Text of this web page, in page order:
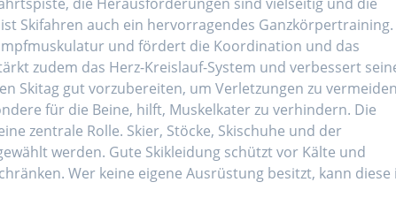
Skifahren auch ein hervorragendes Ganzkörpertraining.
und fördert die Koordination und das
zudem das Herz-Kreislauf-System und verbessert
Skitag gut vorzubereiten, um Verletzungen zu
für die Beine, hilft, Muskelkater zu verhindern. Die
zentrale Rolle. Skier, Stöcke, Skischuhe und der
werden. Gute Skikleidung schützt vor Kälte und
Wer keine eigene Ausrüstung besitzt, kann diese